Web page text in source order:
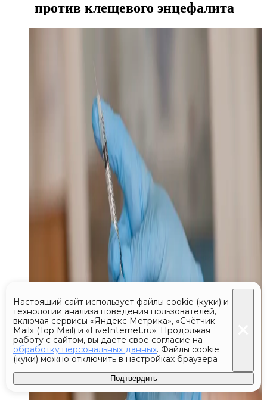
против клещевого энцефалита
Настоящий сайт использует файлы cookie (куки) и
технологии анализа поведения пользователей,
включая сервисы «Яндекс Метрика», «Счётчик
Mail» (Top Mail) и «LiveInternet.ru». Продолжая
работу с сайтом, вы даете свое согласие на
обработку персональных данных. Файлы cookie
(куки) можно отключить в настройках браузера
Подтвердить